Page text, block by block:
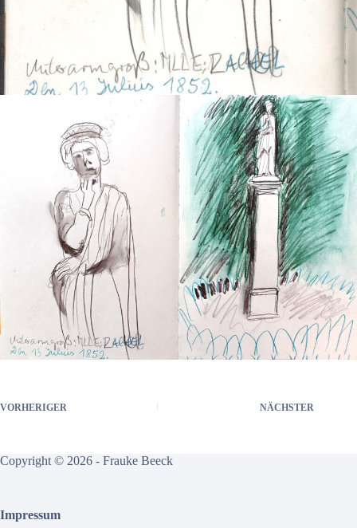
VORHERIGER NÄCHSTER
Copyright © 2026 - Frauke Beeck
Impressum